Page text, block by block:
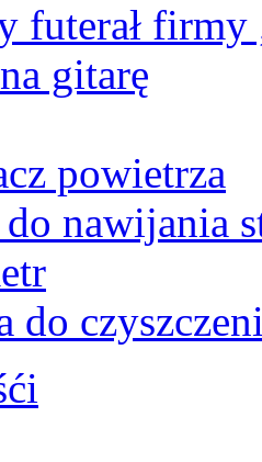
futerał firmy
gitarę
powietrza
nawijania
do